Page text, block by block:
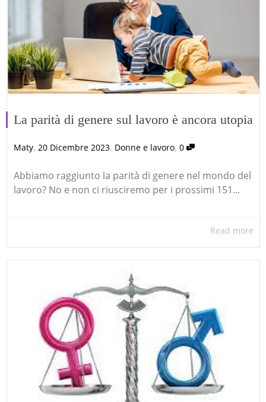
La parità di genere sul lavoro è ancora utopia
Maty, 20 Dicembre 2023, Donne e lavoro, 0
Abbiamo raggiunto la parità di genere nel mondo del
lavoro? No e non ci riusciremo per i prossimi 151...
Read more